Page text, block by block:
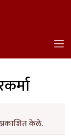
केले.